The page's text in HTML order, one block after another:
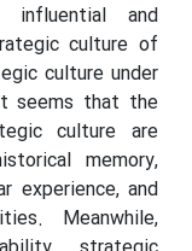
and
culture of
culture under
seems that the
culture are
memory,
experience, and
Meanwhile,